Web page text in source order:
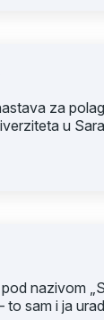
za
u
nazivom
to sam i ja